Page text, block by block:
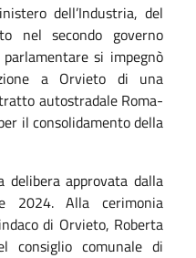
dell’Industria, del
nel secondo governo
si impegnò
a Orvieto di una
autostradale Roma-
il consolidamento della
delibera approvata dalla
2024. Alla cerimonia
di Orvieto, Roberta
consiglio comunale di